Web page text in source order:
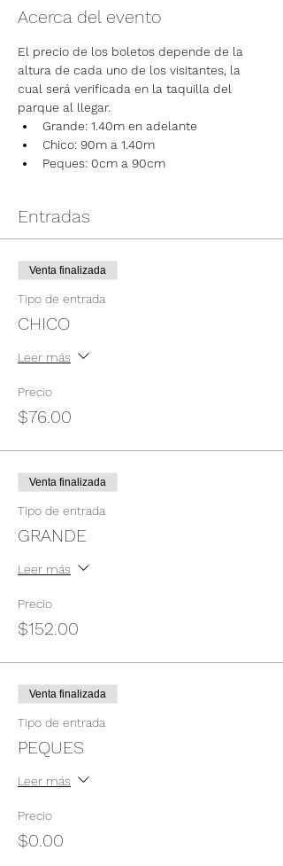
Acerca del evento
El precio de los boletos depende de la
altura de cada uno de los visitantes, la
cual será verificada en la taquilla del
parque al llegar.
Grande: 1.40m en adelante
Chico: 90m a 1.40m
Peques: 0cm a 90cm
Entradas
Venta finalizada
Tipo de entrada
CHICO
Leer más
Precio
$76.00
Venta finalizada
Tipo de entrada
GRANDE
Leer más
Precio
$152.00
Venta finalizada
Tipo de entrada
PEQUES
Leer más
Precio
$0.00